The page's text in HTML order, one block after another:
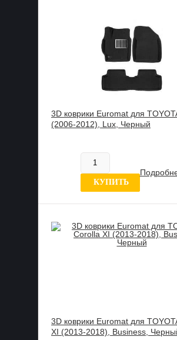
3D коврики Euromat для
(2006-2012), Lux, Черный
В наличии
0 отзывов
КУПИТЬ
3D коврики Euromat для
XI (2013-2018), Business,